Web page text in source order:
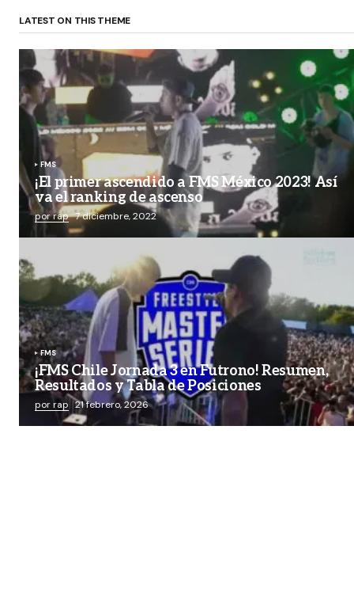
LATEST ON THIS THEME
FMS
¡El primer ascendido a FMS México 2023! Así
va el ranking de ascenso
por rap 7 diciembre, 2022
FMS
¡FMS Chile Jornada 3 en Futrono! Resumen,
Resultados y Tabla de Posiciones
por rap 21 febrero, 2026